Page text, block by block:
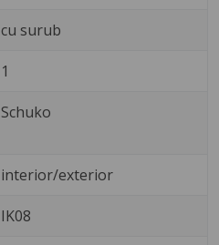
cu surub
1
Schuko
interior/exterior
IK08